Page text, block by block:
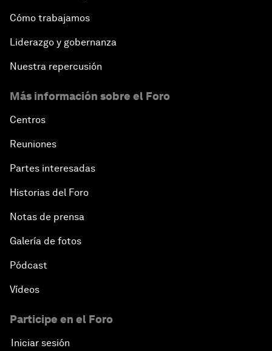
Cómo trabajamos
Liderazgo y gobernanza
Nuestra repercusión
Más información sobre el Foro
Centros
Reuniones
Partes interesadas
Historias del Foro
Notas de prensa
Galería de fotos
Pódcast
Vídeos
Participe en el Foro
Iniciar sesión